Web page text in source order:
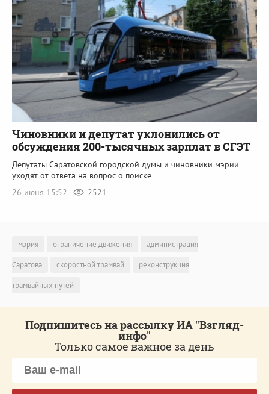
Чиновники и депутат уклонились от
обсуждения 200-тысячных зарплат в СГЭТ
Депутаты Саратовской городской думы и чиновники мэрии
уходят от ответа на вопрос о поиске
26 июня 15:52
2521
мэрия ограничение движения
администрация
Саратова
скоростной трамвай
реконструкция
трамвайных путей
Подпишитесь на рассылку ИА "Взгляд-
инфо"
Только самое важное за день